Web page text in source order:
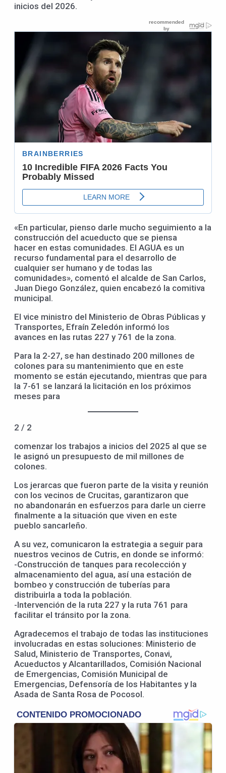
inicios del 2026.
«En particular, pienso darle mucho seguimiento a la
construcción del acueducto que se piensa
hacer en estas comunidades. El AGUA es un
recurso fundamental para el desarrollo de
cualquier ser humano y de todas las
comunidades», comentó el alcalde de San Carlos,
Juan Diego González, quien encabezó la comitiva
municipal.
El vice ministro del Ministerio de Obras Públicas y
Transportes, Efraín Zeledón informó los
avances en las rutas 227 y 761 de la zona.
Para la 2-27, se han destinado 200 millones de
colones para su mantenimiento que en este
momento se están ejecutando, mientras que para
la 7-61 se lanzará la licitación en los próximos
meses para
2 / 2
comenzar los trabajos a inicios del 2025 al que se
le asignó un presupuesto de mil millones de
colones.
Los jerarcas que fueron parte de la visita y reunión
con los vecinos de Crucitas, garantizaron que
no abandonarán en esfuerzos para darle un cierre
finalmente a la situación que viven en este
pueblo sancarleño.
A su vez, comunicaron la estrategia a seguir para
nuestros vecinos de Cutris, en donde se informó:
-Construcción de tanques para recolección y
almacenamiento del agua, así una estación de
bombeo y construcción de tuberías para
distribuirla a toda la población.
-Intervención de la ruta 227 y la ruta 761 para
facilitar el tránsito por la zona.
Agradecemos el trabajo de todas las instituciones
involucradas en estas soluciones: Ministerio de
Salud, Ministerio de Transportes, Conavi,
Acueductos y Alcantarillados, Comisión Nacional
de Emergencias, Comisión Municipal de
Emergencias, Defensoría de los Habitantes y la
Asada de Santa Rosa de Pocosol.